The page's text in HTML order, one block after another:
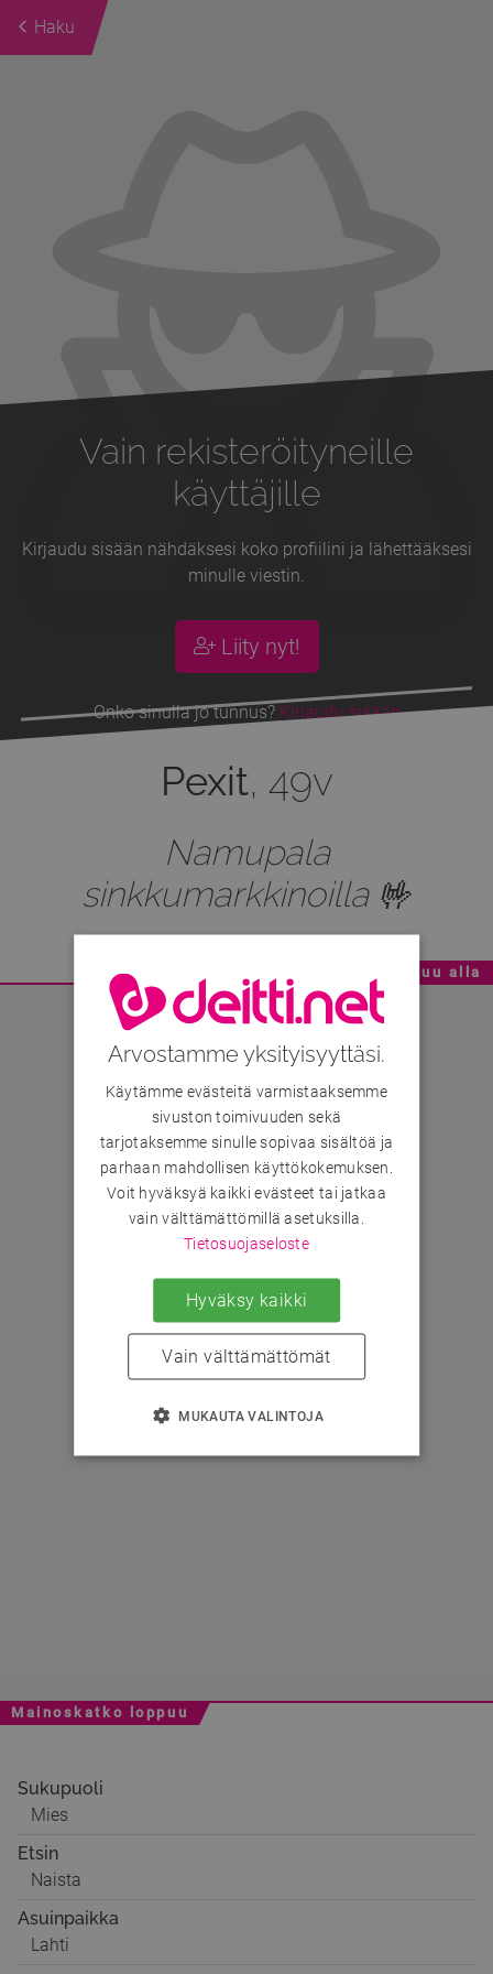
Haku
Vain rekisteröityneille
käyttäjille
Kirjaudu sisään nähdäksesi koko profiilini ja lähettääksesi
minulle viestin.
Liity nyt!
Onko sinulla jo tunnus? Kirjaudu sisään
Pexit, 49v
Namupala
sinkkumarkkinoilla 🤟
Mainoskatko - Sisältö jatkuu alla
Mainoskatko loppuu
Sukupuoli
Mies
Etsin
Naista
Asuinpaikka
Lahti
Arvostamme yksityisyyttäsi.
Käytämme evästeitä varmistaaksemme
sivuston toimivuuden sekä
tarjotaksemme sinulle sopivaa sisältöä ja
parhaan mahdollisen käyttökokemuksen.
Voit hyväksyä kaikki evästeet tai jatkaa
vain välttämättömillä asetuksilla.
Tietosuojaseloste
Hyväksy kaikki
Vain välttämättömät
MUKAUTA VALINTOJA